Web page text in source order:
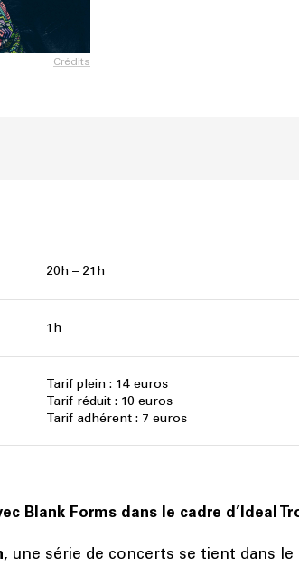
Crédits
20h – 21h
1h
Tarif plein : 14 euros
Tarif réduit : 10 euros
Tarif adhérent : 7 euros
Blank Forms dans le cadre d’Ideal
, une série de concerts se tient dans le